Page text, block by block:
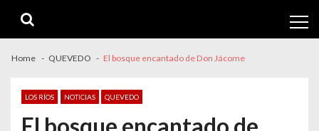
navigation
content
Home QUEVEDO El bosque encantado de Don Jácome
LOS RÍOS NOTICIAS QUEVEDO